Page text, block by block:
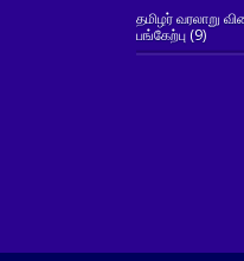
தமிழர் வரலாறு
பங்கேற்பு(9)